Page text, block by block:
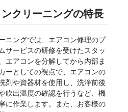
クリーニングの特長
ニングでは、エアコン修理のプ
サービスの研修を受けたスタッ
エアコンを分解してから内部ま
ーとしての視点で、エアコンの
剤や資器材を使用し、洗浄前後
吹出温度の確認を行うなど、機
に作業します。また、お客様の